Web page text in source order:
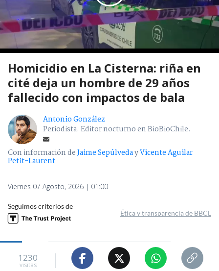
Homicidio en La Cisterna: riña en
cité deja un hombre de 29 años
fallecido con impactos de bala
Antonio González
Periodista. Editor nocturno en BioBioChile.
Con información deJaime SepúlvedayVicente Aguilar
Petit-Laurent
Viernes 07 Agosto, 2026 | 01:00
Seguimos criterios de
Ética y transparencia de BBCL
1230
visitas